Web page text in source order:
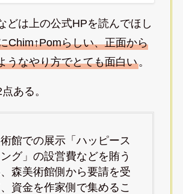
どは上の公式HPを読んでほし
Chim↑Pomらしい、正面から
うなやり方でとても面白い。
ある。
館での展示「ハッピース
グ」の設営費などを賄う
森美術館側から要請を受
資金を作家側で集めるこ